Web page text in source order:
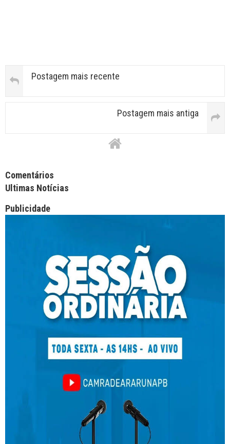
Postagem mais recente
Postagem mais antiga
Facebook Comments APPID
Comentários
Ultimas Notícias
Publicidade